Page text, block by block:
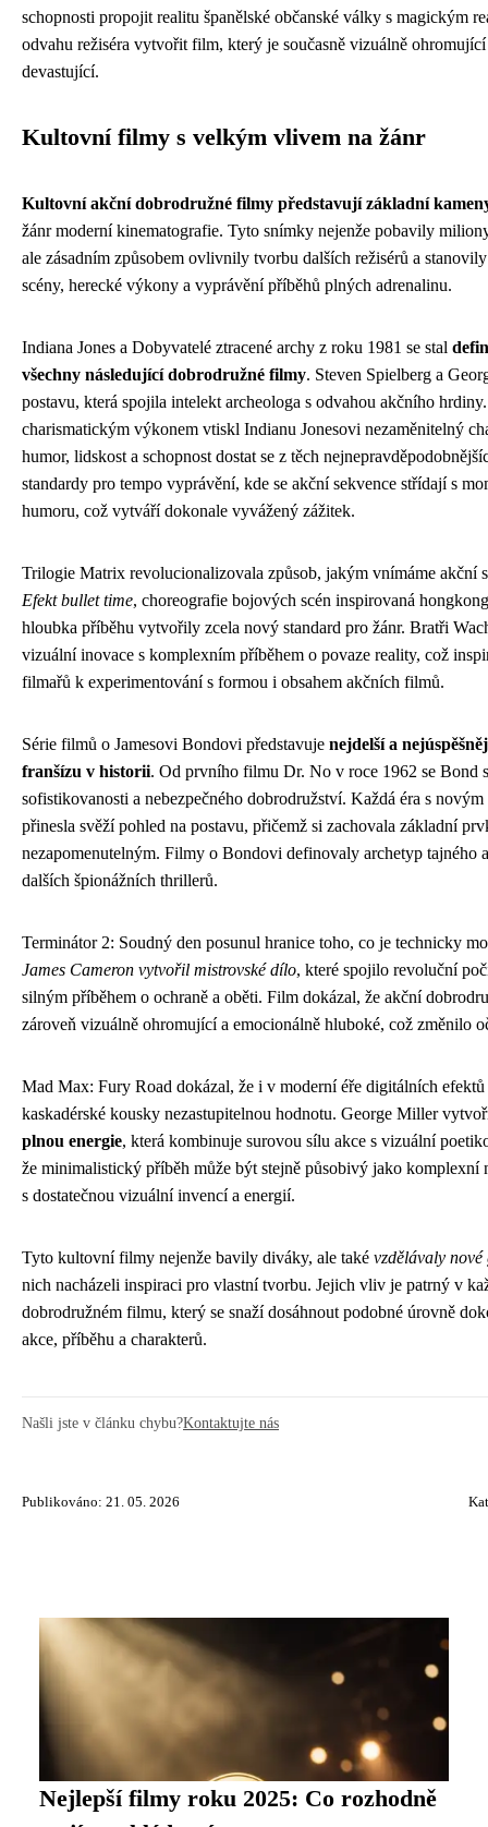
schopnosti propojit realitu španělské občanské války s magickým
odvahu režiséra vytvořit film, který je současně vizuálně
devastující.
Kultovní filmy s velkým vlivem na žánr
Kultovní akční dobrodružné filmy představují základní
žánr moderní kinematografie. Tyto snímky nejenže pobavily
ale zásadním způsobem ovlivnily tvorbu dalších režisérů a
scény, herecké výkony a vyprávění příběhů plných adrenalinu.
Indiana Jones a Dobyvatelé ztracené archy z roku 1981 se stal
všechny následující dobrodružné filmy. Steven Spielberg a
postavu, která spojila intelekt archeologa s odvahou akčního
charismatickým výkonem vtiskl Indianu Jonesovi nezaměnitelný
humor, lidskost a schopnost dostat se z těch
standardy pro tempo vyprávění, kde se akční sekvence střídají s
humoru, což vytváří dokonale vyvážený zážitek.
Trilogie Matrix revolucionalizovala způsob, jakým vnímáme akční
Efekt bullet time, choreografie bojových scén inspirovaná
hloubka příběhu vytvořily zcela nový standard pro žánr. Bratři
vizuální inovace s komplexním příběhem o povaze reality, což
filmařů k experimentování s formou i obsahem akčních filmů.
Série filmů o Jamesovi Bondovi představuje nejdelší a
franšízu v historii. Od prvního filmu Dr. No v roce 1962 se Bond
sofistikovanosti a nebezpečného dobrodružství. Každá éra s
přinesla svěží pohled na postavu, přičemž si zachovala základní
nezapomenutelným. Filmy o Bondovi definovaly archetyp tajného
dalších špionážních thrillerů.
Terminátor 2: Soudný den posunul hranice toho, co je technicky
James Cameron vytvořil mistrovské dílo, které spojilo revoluční
silným příběhem o ochraně a oběti. Film dokázal, že akční
zároveň vizuálně ohromující a emocionálně hluboké, což změnilo
Mad Max: Fury Road dokázal, že i v moderní éře digitálních
kaskadérské kousky nezastupitelnou hodnotu. George Miller
plnou energie, která kombinuje surovou sílu akce s vizuální
že minimalistický příběh může být stejně působivý jako komplexní
s dostatečnou vizuální invencí a energií.
Tyto kultovní filmy nejenže bavily diváky, ale také vzdělávaly
nich nacházeli inspiraci pro vlastní tvorbu. Jejich vliv je patrný v
dobrodružném filmu, který se snaží dosáhnout podobné úrovně
akce, příběhu a charakterů.
Našli jste v článku chybu?Kontaktujte nás
Publikováno: 21. 05. 2026
Nejlepší filmy roku 2025: Co rozhodně